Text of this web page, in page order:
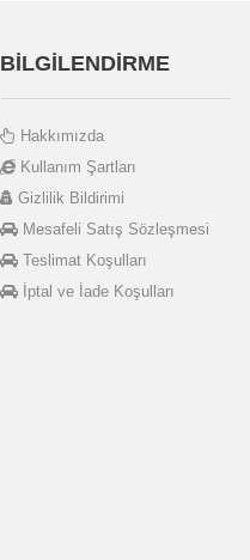
BİLGİLENDİRME
Hakkımızda
Kullanım Şartları
Gizlilik Bildirimi
Mesafeli Satış Sözleşmesi
Teslimat Koşulları
İptal ve İade Koşulları